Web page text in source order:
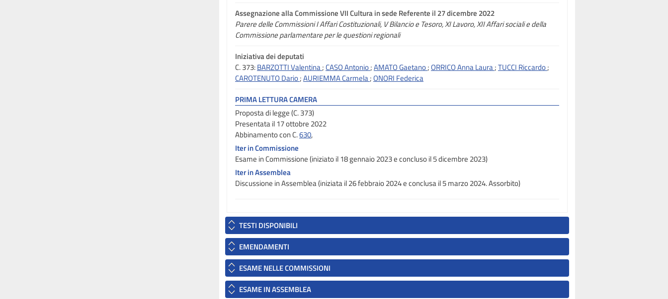
Assegnazionealla Commissione VII Cultura in sede Referente il 27 dicembre 2022
Parere delle Commissioni I Affari Costituzionali, V Bilancio e Tesoro, XI Lavoro, XII Affari sociali e della
Commissione parlamentare per le questioni regionali
Iniziativa dei deputati
C. 373:BARZOTTI Valentina; CASO Antonio;AMATO Gaetano;ORRICO Anna Laura;TUCCI Riccardo;
CAROTENUTO Dario;AURIEMMA Carmela;ONORI Federica
PRIMA LETTURA CAMERA
Proposta di legge (C. 373)
Presentata il 17 ottobre 2022
Abbinamento con C.630,
Iter in Commissione
Esame in Commissione (iniziato il 18 gennaio 2023 e concluso il 5 dicembre 2023)
Iter in Assemblea
Discussione in Assemblea (iniziata il 26 febbraio 2024 e conclusa il 5 marzo 2024. Assorbito)
TESTI DISPONIBILI
EMENDAMENTI
ESAME NELLE COMMISSIONI
ESAME IN ASSEMBLEA